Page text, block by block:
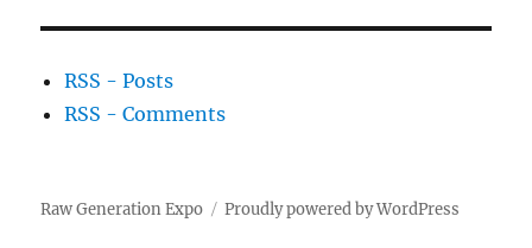
RSS - Posts
RSS - Comments
Raw Generation Expo Proudly powered by WordPress